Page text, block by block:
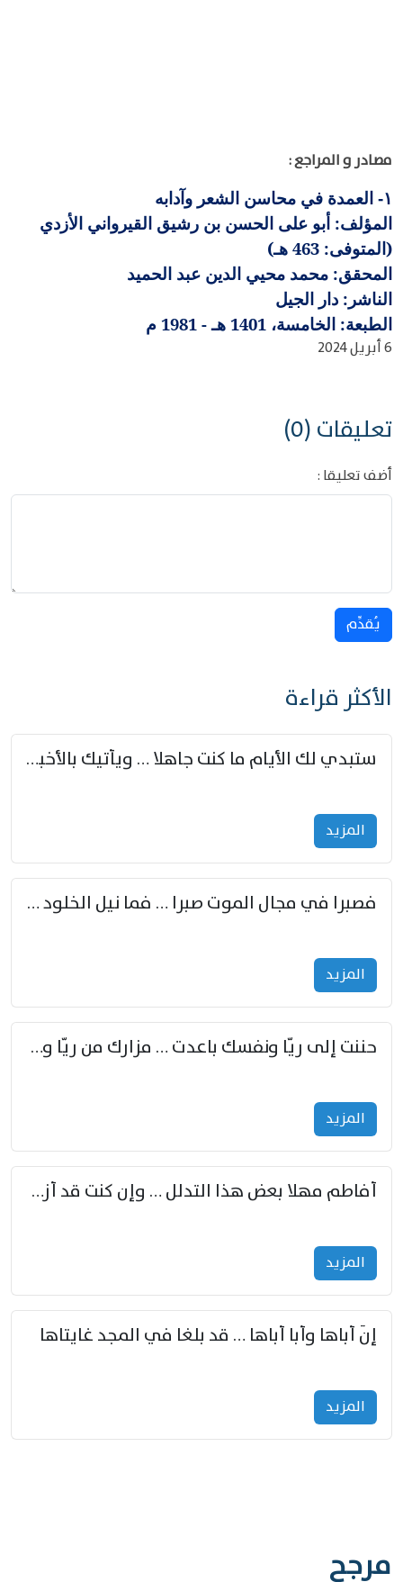
مصادر و المراجع :
١-
العمدة في محاسن الشعر وآدابه
المؤلف: أبو على الحسن بن رشيق القيرواني الأزدي
(المتوفى: 463 هـ)
المحقق: محمد محيي الدين عبد الحميد
الناشر: دار الجيل
الطبعة: الخامسة، 1401 هـ - 1981 م
6 أبريل 2024
تعليقات (0)
أضف تعليقا :
يُقدِّم
الأكثر قراءة
ستبدي لك الأيام ما كنت جاهلا … ويأتيك بالأخبار من لم تزوّد
المزید
فصبرا في مجال الموت صبرا … فما نيل الخلود بمستطاع
المزید
حننت إلى ريّا ونفسك باعدت … مزارك من ريّا وشعباكما معا
المزید
أفاطم مهلا بعض هذا التدلل … وإن كنت قد أزمعت صرمي فأجملي
المزید
إنّ أباها وأبا أباها … قد بلغا في المجد غايتاها
المزید
مرجح